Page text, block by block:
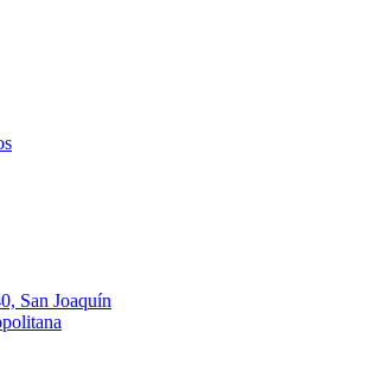
San Joaquín